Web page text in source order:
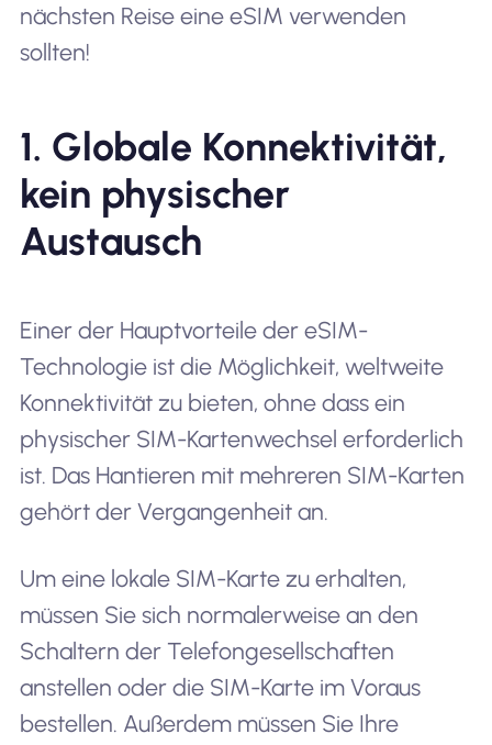
nächsten Reise eine eSIM verwenden
sollten!
1. Globale Konnektivität,
kein physischer
Austausch
Einer der Hauptvorteile der eSIM-
Technologie ist die Möglichkeit, weltweite
Konnektivität zu bieten, ohne dass ein
physischer SIM-Kartenwechsel erforderlich
ist. Das Hantieren mit mehreren SIM-Karten
gehört der Vergangenheit an.
Um eine lokale SIM-Karte zu erhalten,
müssen Sie sich normalerweise an den
Schaltern der Telefongesellschaften
anstellen oder die SIM-Karte im Voraus
bestellen. Außerdem müssen Sie Ihre